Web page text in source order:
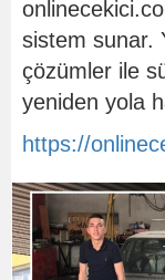
sistem sunar.
çözümler ile
yeniden yola
https://